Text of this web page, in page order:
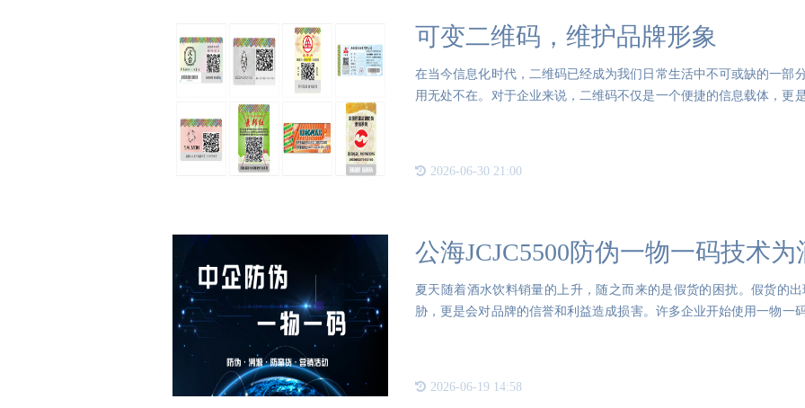
可变二维码，维护品牌形象
在当今信息化时代，二维码已经成为我们日常生活中不可或缺的一部
用无处不在。对于企业来说，二维码不仅是一个便捷的信息载体，更
2026-06-30 21:00
公海JCJC5500防伪一物一码技术
夏天随着酒水饮料销量的上升，随之而来的是假货的困扰。假货的
胁，更是会对品牌的信誉和利益造成损害。许多企业开始使用一物一
2026-06-19 14:58